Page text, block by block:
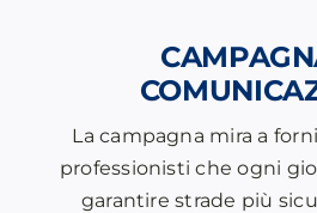
La campagna mira a
professionisti che ogni
garantire strade più